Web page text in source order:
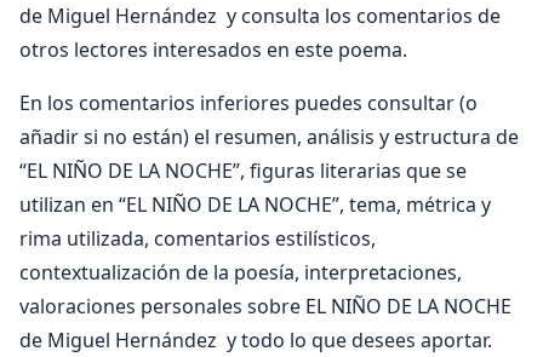
de Miguel Hernández y consulta los comentarios de
otros lectores interesados en este poema.
En los comentarios inferiores puedes consultar (o
añadir si no están) el resumen, análisis y estructura de
“EL NIÑO DE LA NOCHE”, figuras literarias que se
utilizan en “EL NIÑO DE LA NOCHE”, tema, métrica y
rima utilizada, comentarios estilísticos,
contextualización de la poesía, interpretaciones,
valoraciones personales sobre EL NIÑO DE LA NOCHE
de Miguel Hernández y todo lo que desees aportar.